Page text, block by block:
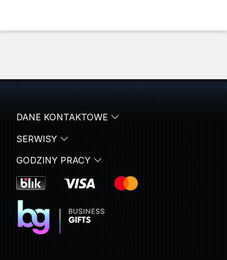
SERWISY
DANE KONTAKTOWE
GODZINY PRACY